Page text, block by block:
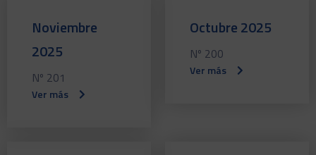
Noviembre
2025
Nº 201
Ver más
Octubre 2025
Nº 200
Ver más